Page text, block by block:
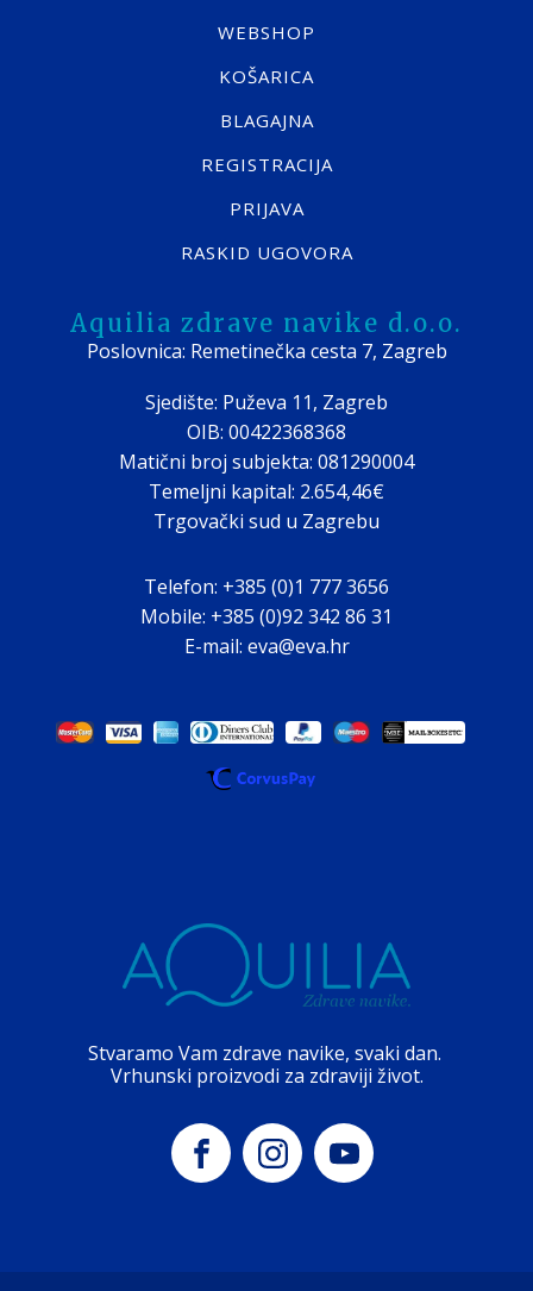
WEBSHOP
KOŠARICA
BLAGAJNA
REGISTRACIJA
PRIJAVA
RASKID UGOVORA
Aquilia zdrave navike d.o.o.
Poslovnica: Remetinečka cesta 7, Zagreb
Sjedište: Puževa 11, Zagreb
OIB: 00422368368
Matični broj subjekta: 081290004
Temeljni kapital: 2.654,46€
Trgovački sud u Zagrebu
Telefon: +385 (0)1 777 3656
Mobile: +385 (0)92 342 86 31
E-mail: eva@eva.hr
Stvaramo Vam zdrave navike, svaki dan.
Vrhunski proizvodi za zdraviji život.